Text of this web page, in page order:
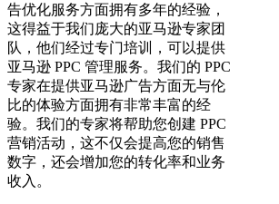
告优化服务方面拥有多年的经验，
这得益于我们庞大的亚马逊专家团
队，他们经过专门培训，可以提供
亚马逊 PPC 管理服务。我们的 PPC
专家在提供亚马逊广告方面无与伦
比的体验方面拥有非常丰富的经
验。我们的专家将帮助您创建 PPC
营销活动，这不仅会提高您的销售
数字，还会增加您的转化率和业务
收入。